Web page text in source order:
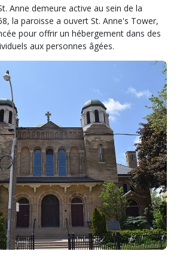
Anne demeure active au sein de la
la paroisse a ouvert St. Anne's Tower,
pour offrir un hébergement dans des
aux personnes âgées.